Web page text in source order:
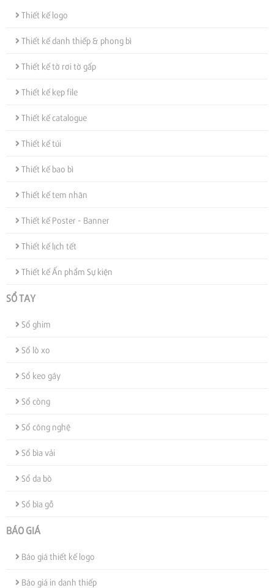
Thiết kế logo
Thiết kế danh thiếp & phong bì
Thiết kế tờ rơi tờ gấp
Thiết kế kẹp file
Thiết kế catalogue
Thiết kế túi
Thiết kế bao bì
Thiết kế tem nhãn
Thiết kế Poster - Banner
Thiết kế lịch tết
Thiết kế Ấn phẩm Sự kiện
SỔ TAY
Sổ ghim
Sổ lò xo
Sổ keo gáy
Sổ còng
Sổ công nghệ
Sổ bìa vải
Sổ da bò
Sổ bìa gỗ
BÁO GIÁ
Báo giá thiết kế logo
Báo giá in danh thiếp